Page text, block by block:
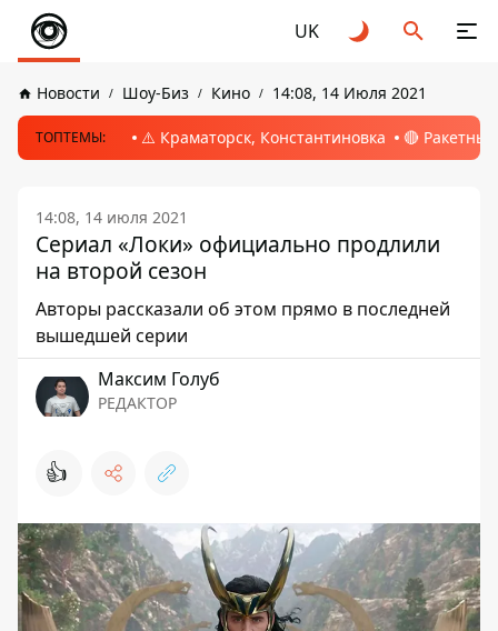
UK
Новости Шоу-Биз Кино 14:08, 14 Июля 2021
ТОПТЕМЫ: ⚠️ Краматорск, Константиновка 🔴
14:08, 14 июля 2021
Сериал «Локи» официально продлили
на второй сезон
Авторы рассказали об этом прямо в последней
вышедшей серии
Максим Голуб
РЕДАКТОР
👍